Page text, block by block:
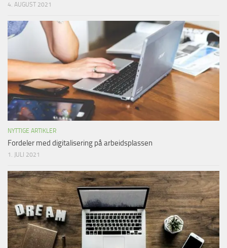
4. AUGUST 2021
NYTTIGE ARTIKLER
Fordeler med digitalisering på arbeidsplassen
1. JULI 2021